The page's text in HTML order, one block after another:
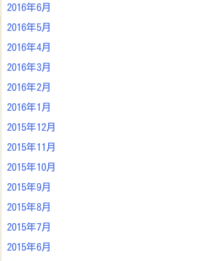
2016年6月
2016年5月
2016年4月
2016年3月
2016年2月
2016年1月
2015年12月
2015年11月
2015年10月
2015年9月
2015年8月
2015年7月
2015年6月